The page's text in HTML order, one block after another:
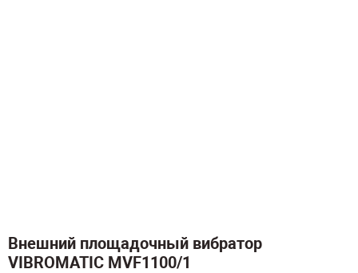
Внешний площадочный вибратор
VIBROMATIC MVF1100/1